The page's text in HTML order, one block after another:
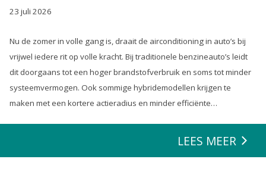
23 juli 2026
Nu de zomer in volle gang is, draait de airconditioning in auto’s bij
vrijwel iedere rit op volle kracht. Bij traditionele benzineauto’s leidt
dit doorgaans tot een hoger brandstofverbruik en soms tot minder
systeemvermogen. Ook sommige hybridemodellen krijgen te
maken met een kortere actieradius en minder efficiënte
LEES MEER